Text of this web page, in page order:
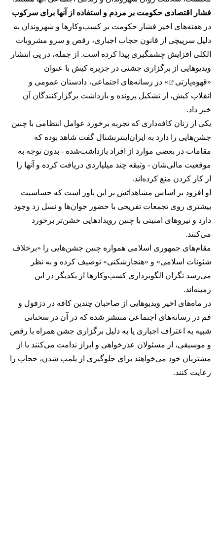
فشار اقتصادی حکومت بر مردم و استفاده از آنها برای سرکوب
در هفته‌های اخیر فشار حکومت بر کسب‌وکارها و شهروندان به
دلیل سرپیچی از قانون حجاب اجباری، رقص و سرو مشروبات
الکلی افزایش چشمگیری پیدا کرده است. از جمله، در پی انتشار
ویدیوهایی از برگزاری جشنی در جزیره کیش با عنوان
«قهوه‌پارتی
» در رسانه‌های اجتماعی، دادستان عمومی و
انقلاب کیش، از تشکیل پرونده و بازداشت برگزارکنندگان آن
خبر داد.
یکی از زنان کافه‌داری که تجربه برخورد عوامل انتظامی با چنین
جشن‌هایی را دارد به ایران‌اینترنشنال گفت شاهد بوده که
مقامات در بعضی موارد از افراد بازداشت‌‌شده - بدون توجه به
موقعیت مالی‌شان - وثیقه چند میلیاردی دریافت کرده و آنها را
از کار کردن منع کرده‌اند.
او افزود بر اساس مشاهداتش بر این باور است که حساسیت
بیشتری روی تجمعات تفریحی با حضور جوان‌ها و نسل زد وجود
دارد و نیروهای امنیتی با چنین رویدادهایی خشن‌تر برخورد
می‌کنند.
مقام‌های جمهوری اسلامی همواره چنین جشن‌هایی را «برخلاف
شئونات اسلامی» و «هنجارشکنی» توصیف کرده و به نظر
می‌رسد نگران الگوبرداری کسب‌وکارها از یکدیگر در این
زمینه‌اند.
در ماه‌های اخیر ویدیوهایی از صاحبان چندین کافه در دزفول و
قم در رسانه‌های اجتماعی منتشر شده که در آن در سخنانی
شبیه به اعتراف اجباری یا به دلیل برگزاری جشن همراه با رقص
و موسیقی، از مسئولان عذرخواهی و ابراز ندامت می‌کنند یا از
مشتریان خود می‌خواهند برای جلوگیری از پلمب شدن، حجاب را
رعایت کنند.